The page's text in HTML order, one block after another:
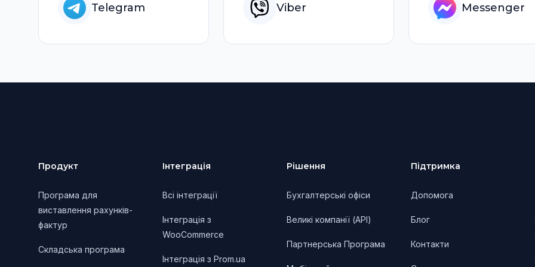
Telegram Viber Messenger
Продукт
Програма для
виставлення рахунків-
фактур
Складська програма
Інтеграція
Всі інтеграції
Інтеграція з
WooCommerce
Інтеграція з Prom.ua
Рішення
Бухгалтерські офіси
Великі компанії (API)
Партнерська Програма
Підтримка
Допомога
Блог
Контакти